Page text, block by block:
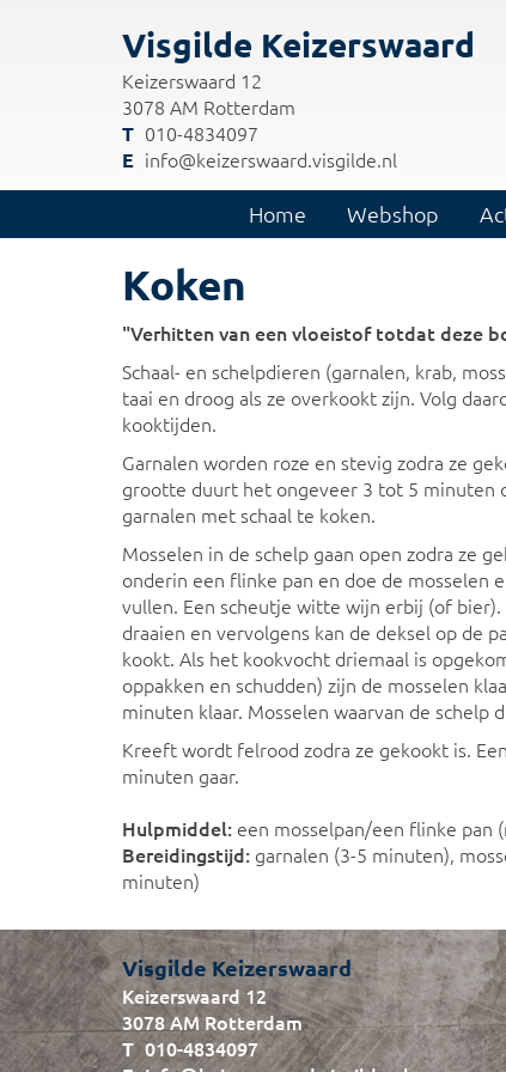
Visgilde Keizerswaard
Keizerswaard 12
3078 AM Rotterdam
010-4834097
info@keizerswaard.visgilde.nl
Home Webshop
Koken
"Verhitten van een vloeistof totdat deze
Schaal- en schelpdieren (garnalen, krab,
taai en droog als ze overkookt zijn. Volg
kooktijden.
Garnalen worden roze en stevig zodra ze
grootte duurt het ongeveer 3 tot 5 minuten
garnalen met schaal te koken.
Mosselen in de schelp gaan open zodra ze
onderin een flinke pan en doe de mosselen
vullen. Een scheutje witte wijn erbij (of
draaien en vervolgens kan de deksel op de
kookt. Als het kookvocht driemaal is
oppakken en schudden) zijn de mosselen
minuten klaar. Mosselen waarvan de
Kreeft wordt felrood zodra ze gekookt is.
minuten gaar.
Hulpmiddel: een mosselpan/een flinke pan
Bereidingstijd: garnalen (3-5 minuten),
minuten)
Visgilde Keizerswaard
Keizerswaard 12
3078 AM Rotterdam
010-4834097